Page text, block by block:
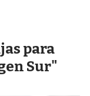
para
Sur"